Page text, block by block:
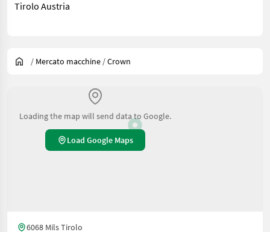
Tirolo Austria
/ Mercato macchine /Crown
Loading the map will send data to Google.
Load Google Maps
6068 Mils Tirolo